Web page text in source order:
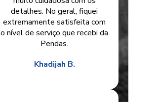
detalhes. No geral, fiquei
extremamente satisfeita com
o nível de serviço que recebi da
Pendas.
Khadijah B.